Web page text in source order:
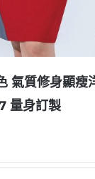
氣質修身顯瘦
量身訂製